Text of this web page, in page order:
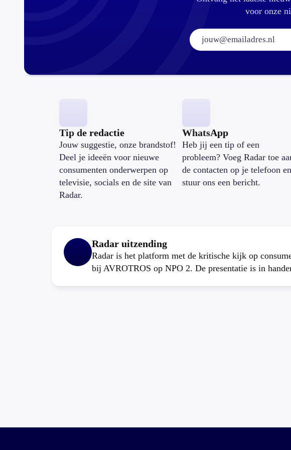
voor onze
Tip de redactie
Jouw suggestie, onze brandstof!
Deel je ideeën voor nieuwe
consumenten onderwerpen op
televisie, socials en de site van
Radar.
WhatsApp
Heb jij een tip of een
probleem? Voeg Radar toe
de contacten op je telefoon en
stuur ons een bericht.
Radar uitzending
Radar is het platform met de kritische kijk op
bij AVROTROS op NPO 2. De presentatie is in